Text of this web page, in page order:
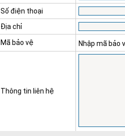
Số điện thoại
Địa chỉ
Mã bảo vệ
Nhập mã bảo
Thông tin liên hệ